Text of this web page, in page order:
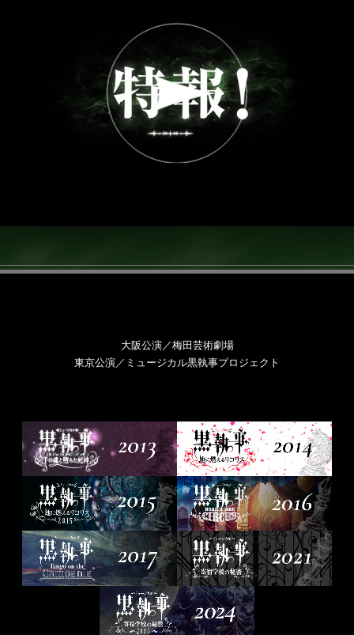
大阪公演／梅田芸術劇場
東京公演／ミュージカル黒執事プロジェクト